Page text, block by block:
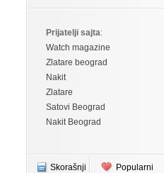
Prijatelji sajta:
Watch magazine
Zlatare beograd
Nakit
Zlatare
Satovi Beograd
Nakit Beograd
Skorašnji Popularni